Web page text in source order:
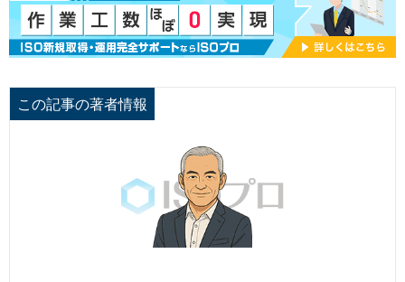
この記事の著者情報